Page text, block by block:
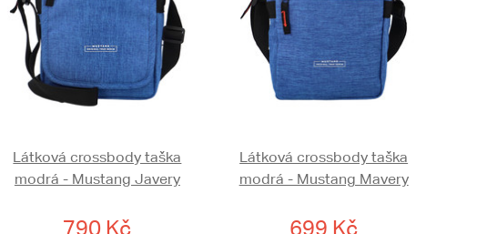
Látková crossbody taška
modrá - Mustang Javery
790 Kč
Látková crossbody taška
modrá - Mustang Mavery
699 Kč